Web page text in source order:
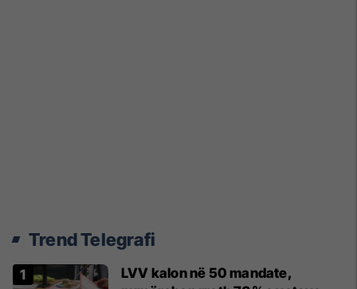
Trend Telegrafi
LVV kalon në 50 mandate,